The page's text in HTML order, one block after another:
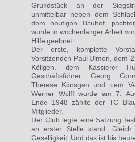
Grundstück an der
unmittelbar neben dem
dem heutigen Bauhof,
wurde in wochenlanger Arbeit
Hilfe geebnet.
Der erste, komplette
Vorsitzenden Paul Ulmen, dem
Köllgen. dem Kassierer
Geschäftsführer Georg
Therese Könsgen und dem
Werner Wolff wurde am 7.
Ende 1948 zählte der TC
Mitglieder.
Der Club legte eine Satzung
an erster Stelle stand. Gleich
Geselligkeit. Und das ist bis